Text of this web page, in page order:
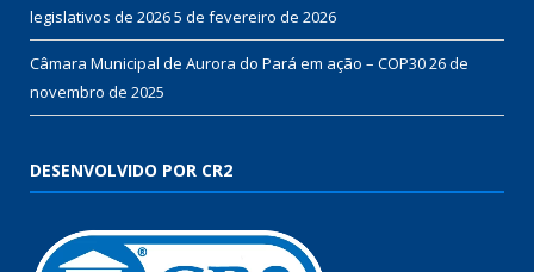
legislativos de 20265 de fevereiro de 2026
Câmara Municipal de Aurora do Pará em ação – COP3026 de
novembro de 2025
DESENVOLVIDO POR CR2